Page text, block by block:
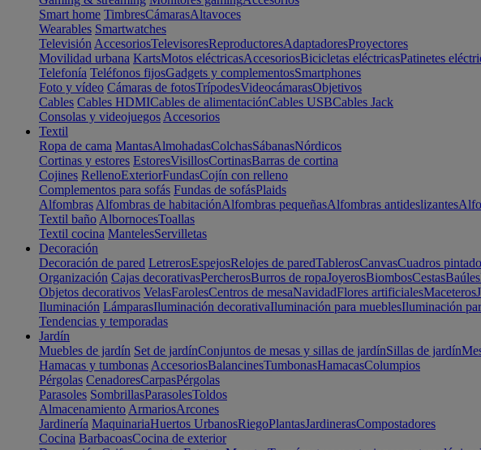
Smart home TimbresCámarasAltavoces
Wearables Smartwatches
Televisión AccesoriosTelevisoresReproductoresAdaptadoresProyectores
Movilidad urbana KartsMotos eléctricasAccesoriosBicicletas eléctricasPatinetes
Telefonía Teléfonos fijosGadgets y complementosSmartphones
Foto y vídeo Cámaras de fotosTrípodesVideocámarasObjetivos
Cables Cables HDMICables de alimentaciónCables USBCables Jack
Consolas y videojuegos Accesorios
Textil
Ropa de cama MantasAlmohadasColchasSábanasNórdicos
Cortinas y estores EstoresVisillosCortinasBarras de cortina
Cojines RellenoExteriorFundasCojín con relleno
Complementos para sofás Fundas de sofásPlaids
Alfombras Alfombras de habitaciónAlfombras pequeñasAlfombras antideslizantes
Textil baño AlbornocesToallas
Textil cocina MantelesServilletas
Decoración
Decoración de pared LetrerosEspejosRelojes de paredTablerosCanvasCuadros
Organización Cajas decorativasPercherosBurros de ropaJoyerosBiombosCestasBaúles
Objetos decorativos VelasFarolesCentros de mesaNavidadFlores artificialesMaceteros
Iluminación LámparasIluminación decorativaIluminación para mueblesIluminación
Tendencias y temporadas
Jardín
Muebles de jardín Set de jardínConjuntos de mesas y sillas de jardínSillas de jardín
Hamacas y tumbonas AccesoriosBalancinesTumbonasHamacasColumpios
Pérgolas CenadoresCarpasPérgolas
Parasoles SombrillasParasolesToldos
Almacenamiento ArmariosArcones
Jardinería MaquinariaHuertos UrbanosRiegoPlantasJardinerasCompostadores
Cocina BarbacoasCocina de exterior